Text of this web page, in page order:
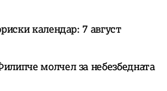
календар: 7 август
молчел за небезбедната